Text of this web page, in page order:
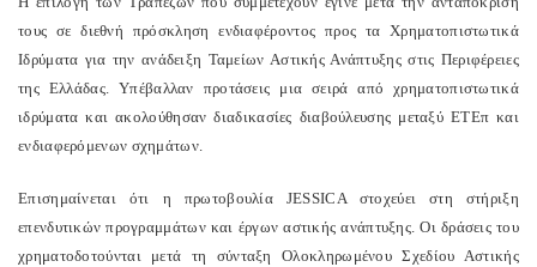
τους σε διεθνή πρόσκληση ενδιαφέροντος προς τα Χρηματοπιστωτικά
Ιδρύματα για την ανάδειξη Ταμείων Αστικής Ανάπτυξης στις Περιφέρειες
της Ελλάδας. Υπέβαλλαν προτάσεις μια σειρά από χρηματοπιστωτικά
ιδρύματα και ακολούθησαν διαδικασίες διαβούλευσης μεταξύ ΕΤΕπ και
ενδιαφερόμενων σχημάτων.
Επισημαίνεται ότι η πρωτοβουλία JESSICA στοχεύει στη στήριξη
επενδυτικών προγραμμάτων και έργων αστικής ανάπτυξης. Οι δράσεις του
χρηματοδοτούνται μετά τη σύνταξη Ολοκληρωμένου Σχεδίου Αστικής